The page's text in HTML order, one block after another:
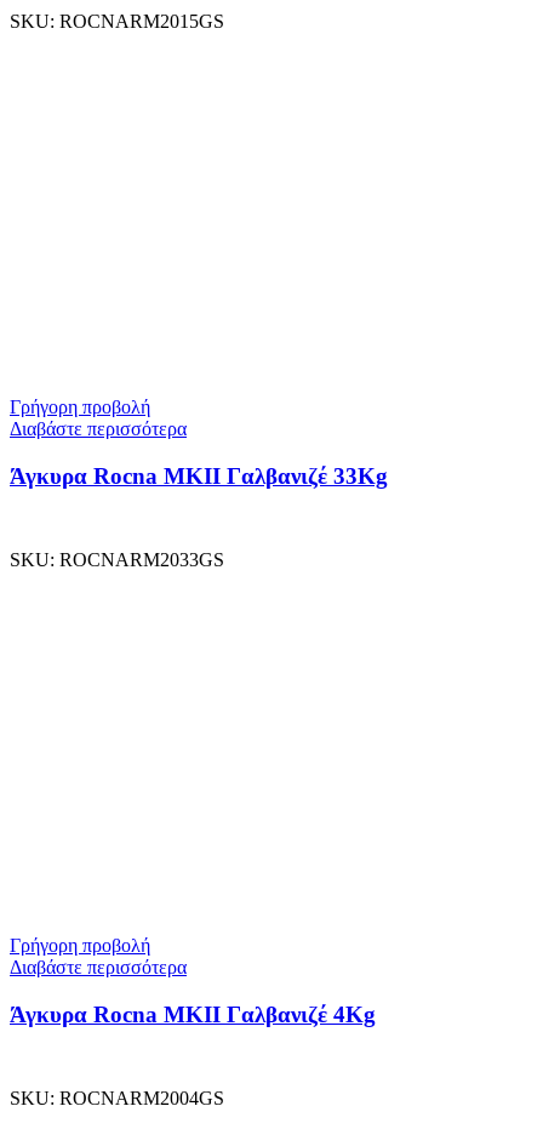
SKU: ROCNARM2015GS
Γρήγορη προβολή
Διαβάστε περισσότερα
Άγκυρα Rocna MKII Γαλβανιζέ 33Kg
SKU: ROCNARM2033GS
Γρήγορη προβολή
Διαβάστε περισσότερα
Άγκυρα Rocna MKII Γαλβανιζέ 4Kg
SKU: ROCNARM2004GS